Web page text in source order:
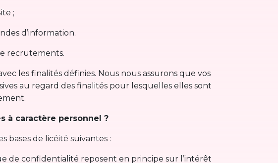
;
d’information.
recrutements.
les finalités définies. Nous nous assurons que vos
au regard des finalités pour lesquelles elles sont
à caractère personnel ?
bases de licéité suivantes :
de confidentialité reposent en principe sur l’intérêt